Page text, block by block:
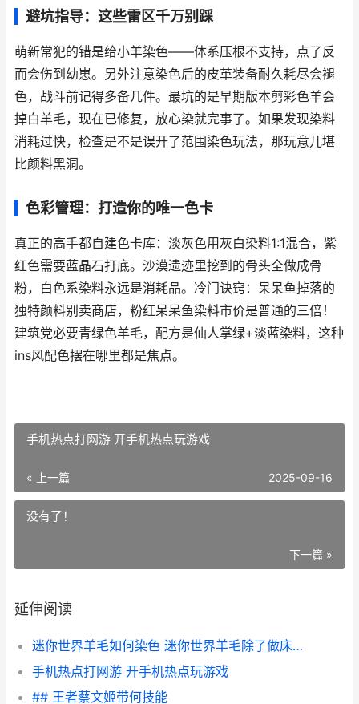
避坑指导：这些雷区千万别踩
萌新常犯的错是给小羊染色——体系压根不支持，点了反
而会伤到幼崽。另外注意染色后的皮革装备耐久耗尽会褪
色，战斗前记得多备几件。最坑的是早期版本剪彩色羊会
掉白羊毛，现在已修复，放心染就完事了。如果发现染料
消耗过快，检查是不是误开了范围染色玩法，那玩意儿堪
比颜料黑洞。
色彩管理：打造你的唯一色卡
真正的高手都自建色卡库：淡灰色用灰白染料1:1混合，紫
红色需要蓝晶石打底。沙漠遗迹里挖到的骨头全做成骨
粉，白色系染料永远是消耗品。 冷门诀窍 ：呆呆鱼掉落的
独特颜料别卖商店，粉红呆呆鱼染料市价是普通的三倍！
建筑党必要青绿色羊毛，配方是仙人掌绿+淡蓝染料，这种
ins风配色摆在哪里都是焦点。
手机热点打网游 开手机热点玩游戏
« 上一篇 2025-09-16
没有了！
下一篇 »
延伸阅读
迷你世界羊毛如何染色 迷你世界羊毛除了做床还有啥用
手机热点打网游 开手机热点玩游戏
## 王者蔡文姬带何技能